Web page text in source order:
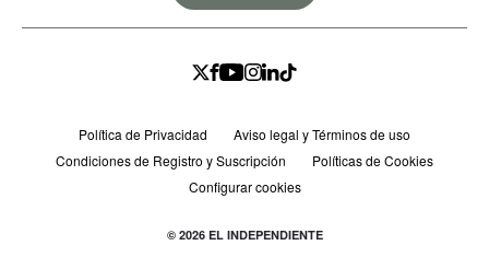
Política de Privacidad
Aviso legal y Términos de uso
Condiciones de Registro y Suscripción
Políticas de Cookies
Configurar cookies
© 2026 EL INDEPENDIENTE